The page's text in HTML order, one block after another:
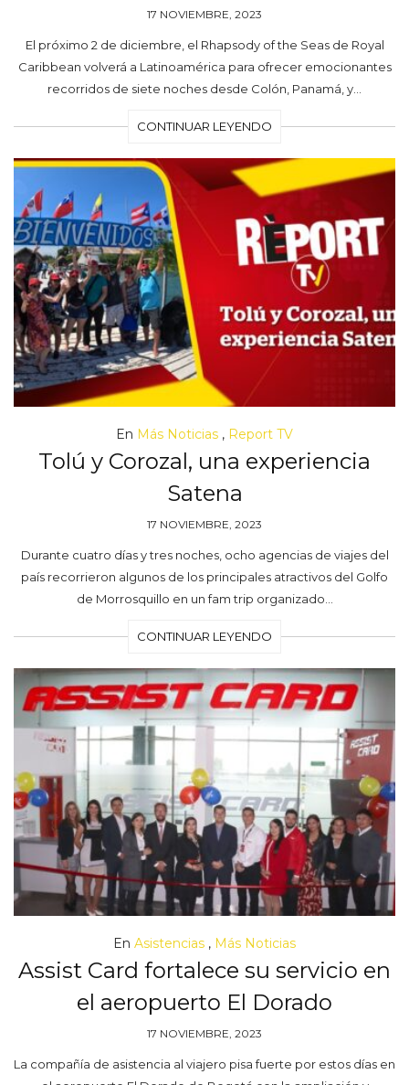
17 NOVIEMBRE, 2023
El próximo 2 de diciembre, el Rhapsody of the Seas de Royal
Caribbean volverá a Latinoamérica para ofrecer emocionantes
recorridos de siete noches desde Colón, Panamá, y…
CONTINUAR LEYENDO
En Más Noticias , Report TV
Tolú y Corozal, una experiencia
Satena
17 NOVIEMBRE, 2023
Durante cuatro días y tres noches, ocho agencias de viajes del
país recorrieron algunos de los principales atractivos del Golfo
de Morrosquillo en un fam trip organizado…
CONTINUAR LEYENDO
En Asistencias , Más Noticias
Assist Card fortalece su servicio en
el aeropuerto El Dorado
17 NOVIEMBRE, 2023
La compañía de asistencia al viajero pisa fuerte por estos días en